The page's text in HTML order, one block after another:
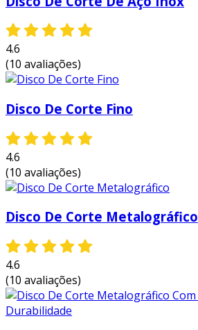
4.6
(10 avaliações)
Disco De Corte Fino
4.6
(10 avaliações)
Disco De Corte Metalográfico
4.6
(10 avaliações)